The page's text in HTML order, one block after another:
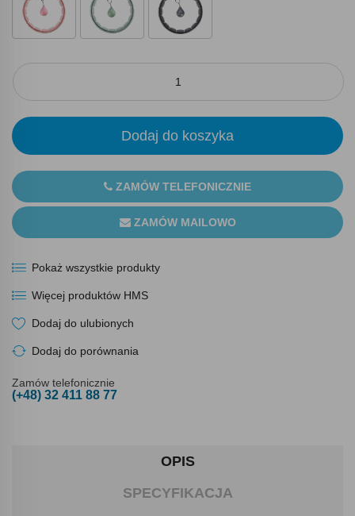
Dodaj do koszyka
ZAMÓW TELEFONICZNIE
ZAMÓW MAILOWO
Pokaż wszystkie produkty
Więcej produktów HMS
Dodaj do ulubionych
Dodaj do porównania
Zamów telefonicznie
(+48) 32 411 88 77
OPIS
SPECYFIKACJA